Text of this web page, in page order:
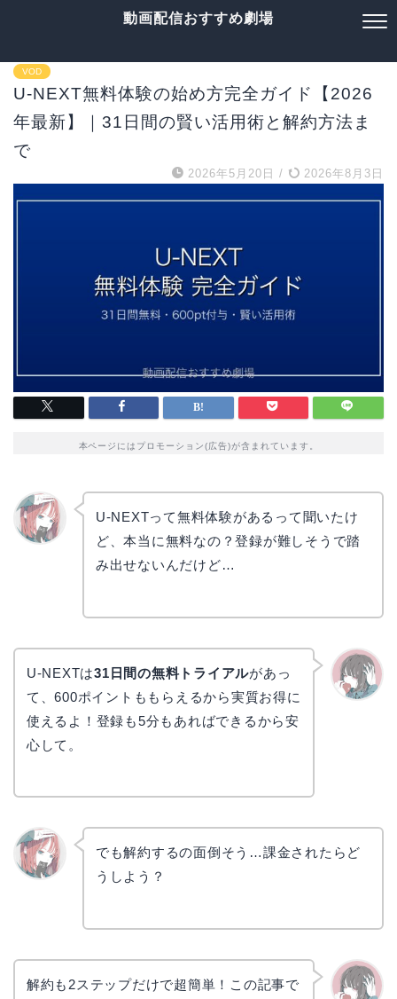
動画配信おすすめ劇場
VOD
U-NEXT無料体験の始め方完全ガイド【2026
年最新】｜31日間の賢い活用術と解約方法ま
で
2026年5月20日 / 2026年8月3日
本ページにはプロモーション(広告)が含まれています。
U-NEXTって無料体験があるって聞いたけ
ど、本当に無料なの？登録が難しそうで踏
み出せないんだけど…
U-NEXTは31日間の無料トライアルがあっ
て、600ポイントももらえるから実質お得に
使えるよ！登録も5分もあればできるから安
心して。
でも解約するの面倒そう…課金されたらど
うしよう？
解約も2ステップだけで超簡単！この記事で